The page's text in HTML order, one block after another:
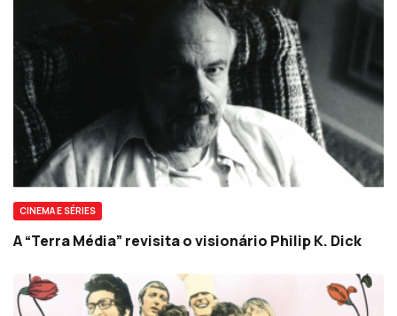
CINEMA E SÉRIES
A “Terra Média” revisita o visionário Philip K. Dick